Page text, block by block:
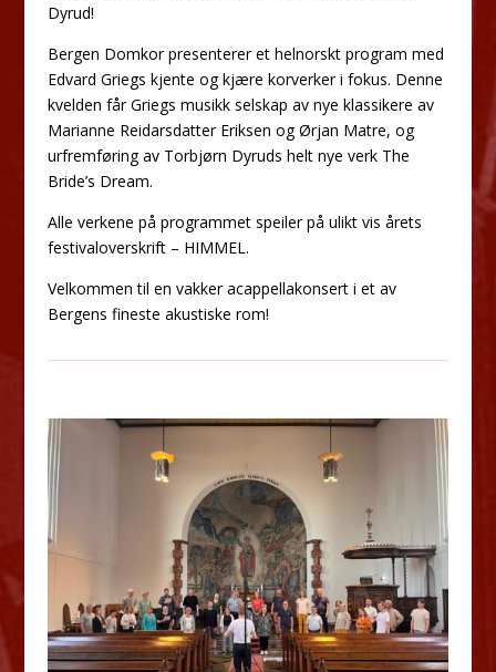
Dyrud!
Bergen Domkor presenterer et helnorskt program med
Edvard Griegs kjente og kjære korverker i fokus. Denne
kvelden får Griegs musikk selskap av nye klassikere av
Marianne Reidarsdatter Eriksen og Ørjan Matre, og
urfremføring av Torbjørn Dyruds helt nye verk The
Bride’s Dream.
Alle verkene på programmet speiler på ulikt vis årets
festivaloverskrift – HIMMEL.
Velkommen til en vakker acappellakonsert i et av
Bergens fineste akustiske rom!